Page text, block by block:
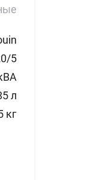
5
л
кг